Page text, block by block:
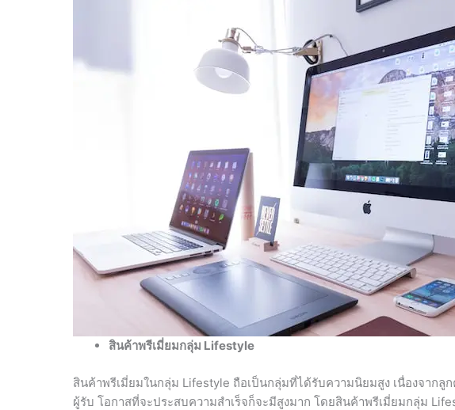
สินค้าพรีเมี่ยมกลุ่ม Lifestyle
สินค้าพรีเมี่ยมในกลุ่ม Lifestyle ถือเป็นกลุ่มที่ได้รับความนิยมสูง เนื่องจาก
ผู้รับ โอกาสที่จะประสบความสำเร็จก็จะมีสูงมาก โดยสินค้าพรีเมี่ยมกลุ่ม